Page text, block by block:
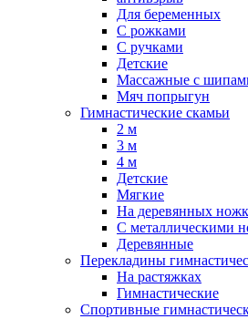
Для беременных
С рожками
С ручками
Детские
Массажные с
Мяч попрыгун
Гимнастические скамьи
2 м
3 м
4 м
Детские
Мягкие
На деревянных
С металлическими
Деревянные
Перекладины
На растяжках
Гимнастические
Спортивные